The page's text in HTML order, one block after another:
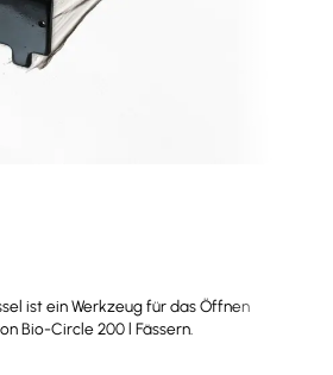
ist ein Werkzeug für das Öffnen
Bio-Circle 200 l Fässern.